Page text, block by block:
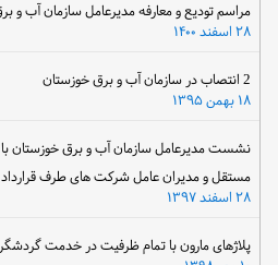
مراسم تودیع و معارفه مدیرعامل سازمان آب و
۲۸ اسفند ۱۴۰۰
۱۸ بهمن ۱۳۹۵
نشست مدیرعامل سازمان آب و برق خوزستان با
مستقل و مدیران عامل شرکت های طرف قرارداد
۲۸ اسفند ۱۳۹۷
پلاژهای مارون با تمام ظرفیت در خدمت